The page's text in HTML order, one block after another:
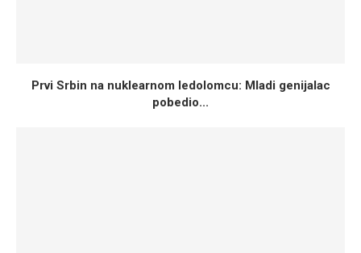
Prvi Srbin na nuklearnom ledolomcu: Mladi genijalac
pobedio...